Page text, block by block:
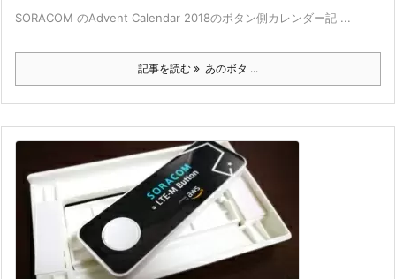
SORACOM のAdvent Calendar 2018のボタン側カレンダー記 ...
記事を読む あのボタ ...